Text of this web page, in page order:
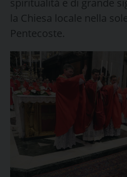
la Chiesa locale nella
Pentecoste.